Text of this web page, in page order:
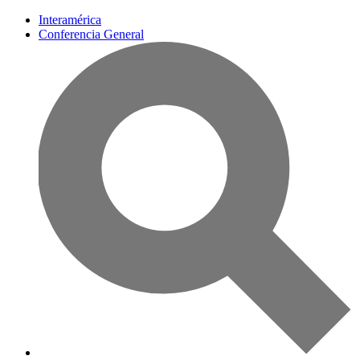
Interamérica
Conferencia General